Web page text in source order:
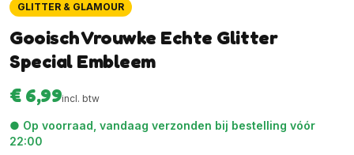
GLITTER & GLAMOUR
Gooisch Vrouwke Echte Glitter
Special Embleem
€ 6,99incl. btw
● Op voorraad, vandaag verzonden bij bestelling vóór
22:00